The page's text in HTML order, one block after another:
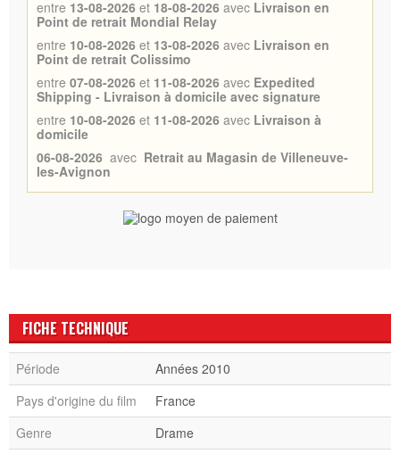
entre 13-08-2026 et 18-08-2026 avec Livraison en
Point de retrait Mondial Relay
entre 10-08-2026 et 13-08-2026 avec Livraison en
Point de retrait Colissimo
entre 07-08-2026 et 11-08-2026 avec Expedited
Shipping - Livraison à domicile avec signature
entre 10-08-2026 et 11-08-2026 avec Livraison à
domicile
06-08-2026 avec Retrait au Magasin de Villeneuve-
les-Avignon
FICHE TECHNIQUE
Période
Années 2010
Pays d'origine du film
France
Genre
Drame